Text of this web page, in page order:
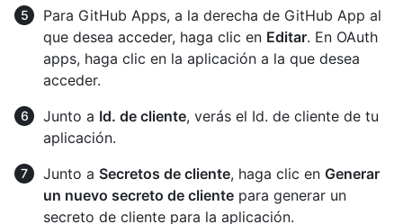
Para GitHub Apps, a la derecha de GitHub App al
que desea acceder, haga clic en Editar. En OAuth
apps, haga clic en la aplicación a la que desea
acceder.
Junto a Id. de cliente, verás el Id. de cliente de tu
aplicación.
Junto a Secretos de cliente, haga clic en Generar
un nuevo secreto de cliente para generar un
secreto de cliente para la aplicación.